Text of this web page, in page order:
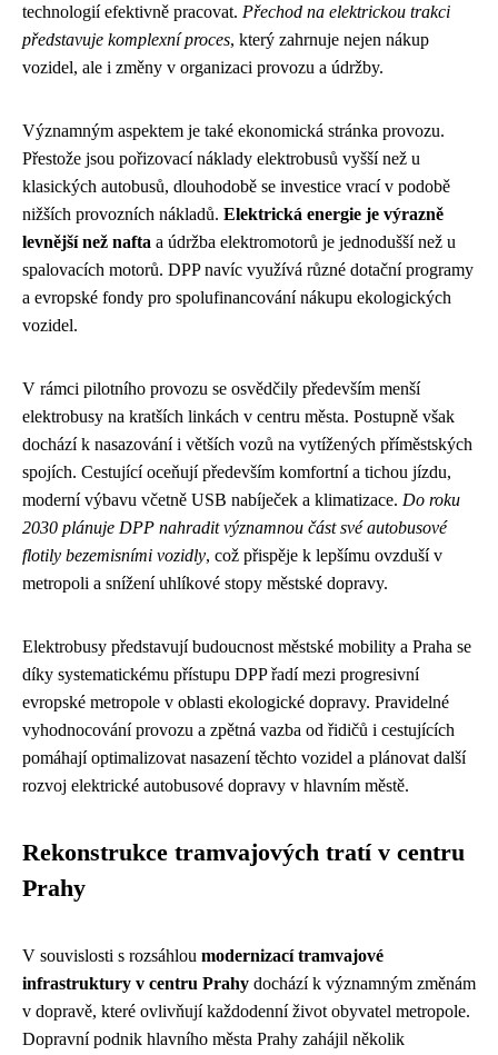
technologií efektivně pracovat. Přechod na elektrickou trakci
představuje komplexní proces, který zahrnuje nejen nákup
vozidel, ale i změny v organizaci provozu a údržby.
Významným aspektem je také ekonomická stránka provozu.
Přestože jsou pořizovací náklady elektrobusů vyšší než u
klasických autobusů, dlouhodobě se investice vrací v podobě
nižších provozních nákladů. Elektrická energie je výrazně
levnější než nafta a údržba elektromotorů je jednodušší než u
spalovacích motorů. DPP navíc využívá různé dotační programy
a evropské fondy pro spolufinancování nákupu ekologických
vozidel.
V rámci pilotního provozu se osvědčily především menší
elektrobusy na kratších linkách v centru města. Postupně však
dochází k nasazování i větších vozů na vytížených příměstských
spojích. Cestující oceňují především komfortní a tichou jízdu,
moderní výbavu včetně USB nabíječek a klimatizace. Do roku
2030 plánuje DPP nahradit významnou část své autobusové
flotily bezemisními vozidly, což přispěje k lepšímu ovzduší v
metropoli a snížení uhlíkové stopy městské dopravy.
Elektrobusy představují budoucnost městské mobility a Praha se
díky systematickému přístupu DPP řadí mezi progresivní
evropské metropole v oblasti ekologické dopravy. Pravidelné
vyhodnocování provozu a zpětná vazba od řidičů i cestujících
pomáhají optimalizovat nasazení těchto vozidel a plánovat další
rozvoj elektrické autobusové dopravy v hlavním městě.
Rekonstrukce tramvajových tratí v centru
Prahy
V souvislosti s rozsáhlou modernizací tramvajové
infrastruktury v centru Prahy dochází k významným změnám
v dopravě, které ovlivňují každodenní život obyvatel metropole.
Dopravní podnik hlavního města Prahy zahájil několik